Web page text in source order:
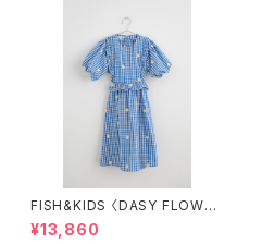
FISH&KIDS 〈DASY FLOWER
S DRESS〉
¥13,860